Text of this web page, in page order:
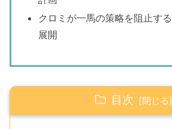
クロミが一馬の策略を阻止す
展開
目次